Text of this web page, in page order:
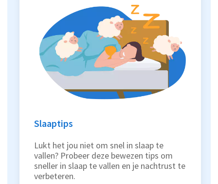
Slaaptips
Lukt het jou niet om snel in slaap te
vallen? Probeer deze bewezen tips om
sneller in slaap te vallen en je nachtrust te
verbeteren.